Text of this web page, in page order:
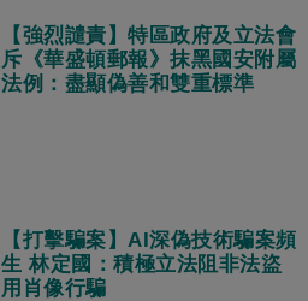
【強烈譴責】特區政府及立法會
斥《華盛頓郵報》抹黑國安附屬
法例：盡顯偽善和雙重標準
【打擊騙案】AI深偽技術騙案頻
生 林定國：積極立法阻非法盜
用肖像行騙